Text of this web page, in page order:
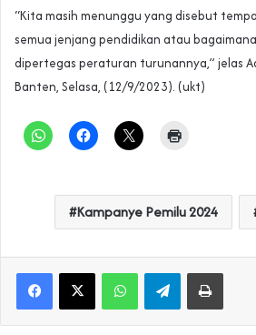
“Kita masih menunggu yang disebut
semua jenjang pendidikan atau
dipertegas peraturan turunannya,” jelas
Banten, Selasa, (12/9/2023). (ukt)
Kampanye Pemilu 2024
WhatsAppTelegramPrint